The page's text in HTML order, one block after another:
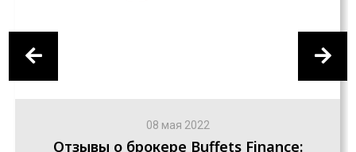
08 мая 2022
Отзывы о брокере Buffets Finance: